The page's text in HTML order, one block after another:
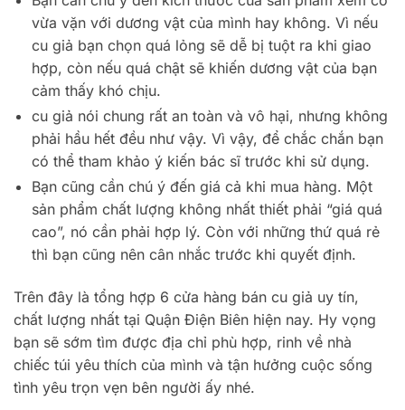
vừa vặn với dương vật của mình hay không. Vì nếu
cu giả bạn chọn quá lỏng sẽ dễ bị tuột ra khi giao
hợp, còn nếu quá chật sẽ khiến dương vật của bạn
cảm thấy khó chịu.
cu giả nói chung rất an toàn và vô hại, nhưng không
phải hầu hết đều như vậy. Vì vậy, để chắc chắn bạn
có thể tham khảo ý kiến ​​bác sĩ trước khi sử dụng.
Bạn cũng cần chú ý đến giá cả khi mua hàng. Một
sản phẩm chất lượng không nhất thiết phải “giá quá
cao”, nó cần phải hợp lý. Còn với những thứ quá rẻ
thì bạn cũng nên cân nhắc trước khi quyết định.
Trên đây là tổng hợp 6 cửa hàng bán cu giả uy tín,
chất lượng nhất tại Quận Điện Biên hiện nay. Hy vọng
bạn sẽ sớm tìm được địa chỉ phù hợp, rinh về nhà
chiếc túi yêu thích của mình và tận hưởng cuộc sống
tình yêu trọn vẹn bên người ấy nhé.